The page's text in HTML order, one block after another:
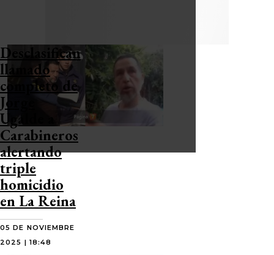
Desclasifican
llamado
completo de
Jorge
Ugalde a
Carabineros
alertando
triple
homicidio
en La Reina
05 DE NOVIEMBRE
2025 | 18:48